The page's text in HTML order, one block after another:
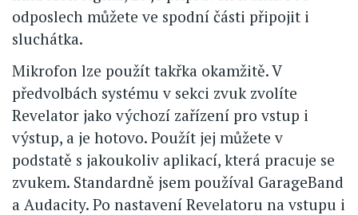
odposlech můžete ve spodní části připojit i
sluchátka.
Mikrofon lze použít takřka okamžitě. V
předvolbách systému v sekci zvuk zvolíte
Revelator jako výchozí zařízení pro vstup i
výstup, a je hotovo. Použít jej můžete v
podstatě s jakoukoliv aplikací, která pracuje se
zvukem. Standardně jsem používal GarageBand
a Audacity. Po nastavení Revelatoru na vstupu i